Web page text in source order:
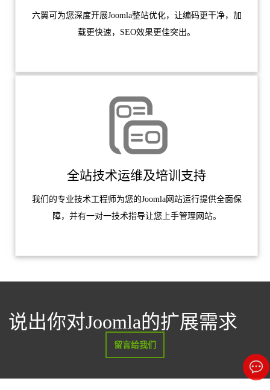
六翼可为您深度开展Joomla整站优化，让编码更干净，加
载更快速，SEO效果更佳突出。
全站技术运维及培训支持
我们的专业技术工程师为您的Joomla网站运行提供全面保
障，并有一对一技术指导让您上手管理网站。
说出你对Joomla的扩展需求
留言给我们